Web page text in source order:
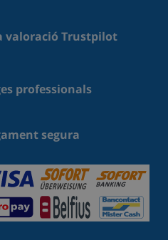
valoració Trustpilot
professionals
segura